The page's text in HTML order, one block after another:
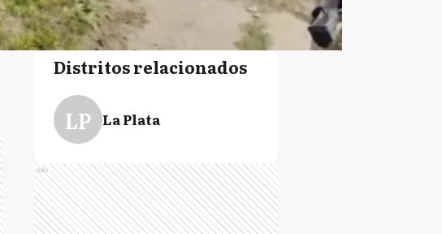
Distritos relacionados
LP La Plata
Ads